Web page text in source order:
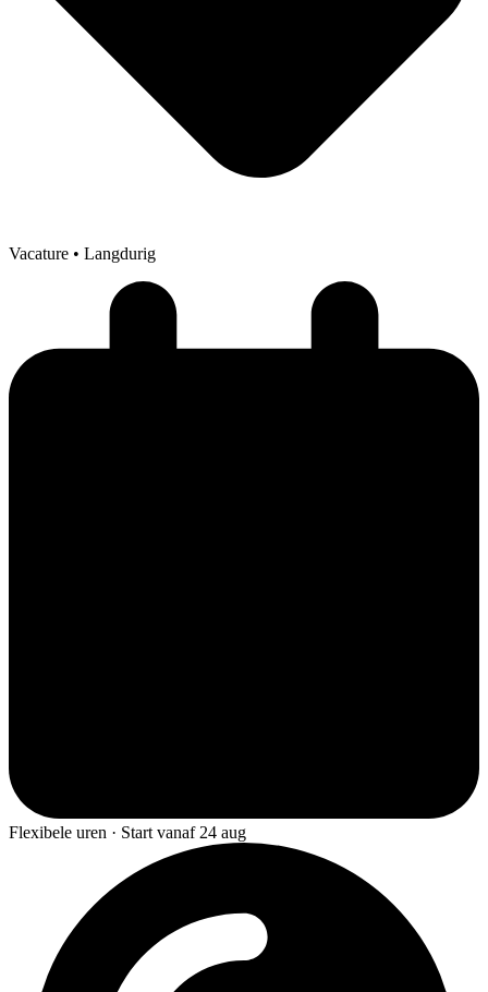
Vacature • Langdurig
Flexibele uren · Start vanaf 24 aug